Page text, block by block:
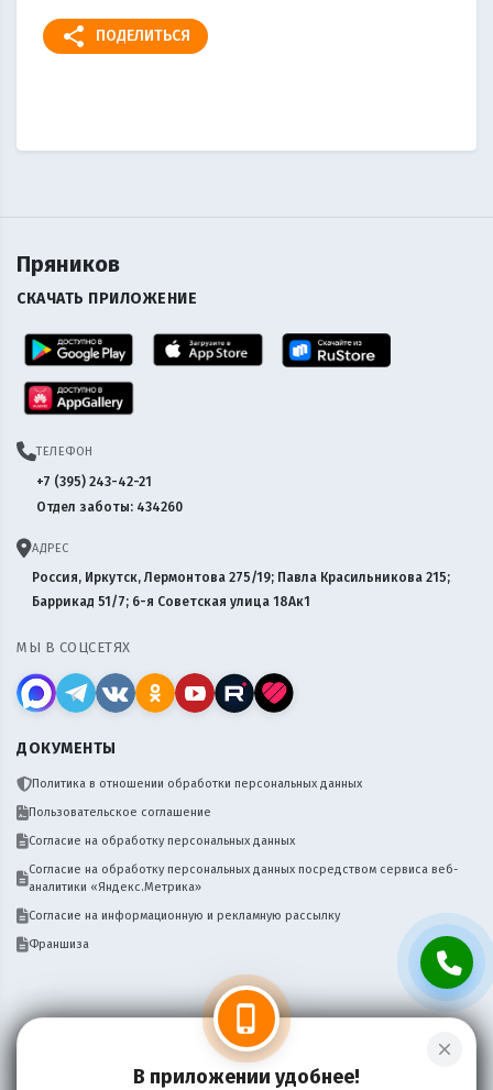
share ПОДЕЛИТЬСЯ
Пряников
СКАЧАТЬ ПРИЛОЖЕНИЕ
ТЕЛЕФОН
+7 (395) 243-42-21
Отдел заботы: 434260
АДРЕС
Россия, Иркутск, Лермонтова 275/19; Павла Красильникова 215;
Баррикад 51/7; 6-я Советская улица 18Ак1
МЫ В СОЦСЕТЯХ
ДОКУМЕНТЫ
Политика в отношении обработки персональных данных
Пользовательское соглашение
Согласие на обработку персональных данных
Согласие на обработку персональных данных посредством сервиса веб-
аналитики «Яндекс.Метрика»
Согласие на информационную и рекламную рассылку
Франшиза
Нужен сайт, бот, мобильное приложение
для вашего бизнеса доставки? Пишите!
close
phone_iphone
В приложении удобнее!